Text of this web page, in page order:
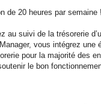
de 20 heures par semaine
au suivi de la trésorerie
vous intégrez une
pour la majorité des
le bon